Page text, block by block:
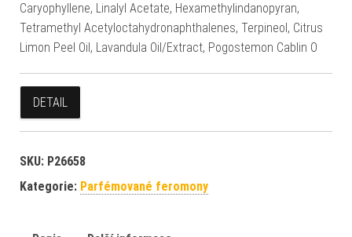
Caryophyllene, Linalyl Acetate, Hexamethylindanopyran,
Tetramethyl Acetyloctahydronaphthalenes, Terpineol, Citrus
Limon Peel Oil, Lavandula Oil/Extract, Pogostemon Cablin O
DETAIL
SKU: P26658
Kategorie: Parfémované feromony